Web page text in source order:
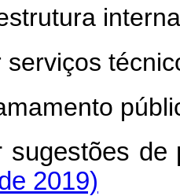
serviços
2019)